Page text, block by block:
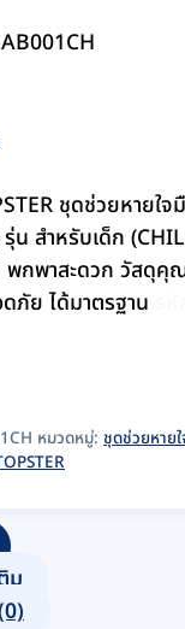
ชุดช่วยหายใ
รุ่น สำหรับเด็ก
พกพาสะดวก วัสดุคุ
ภัย ได้มาตรฐาน
หมวดหมู่: ชุดช่วยหาย
ม